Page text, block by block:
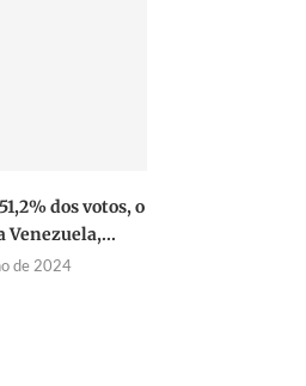
dos votos, o
Venezuela,...
de 2024